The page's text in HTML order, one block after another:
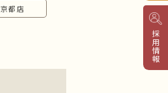
採用情報
京都店